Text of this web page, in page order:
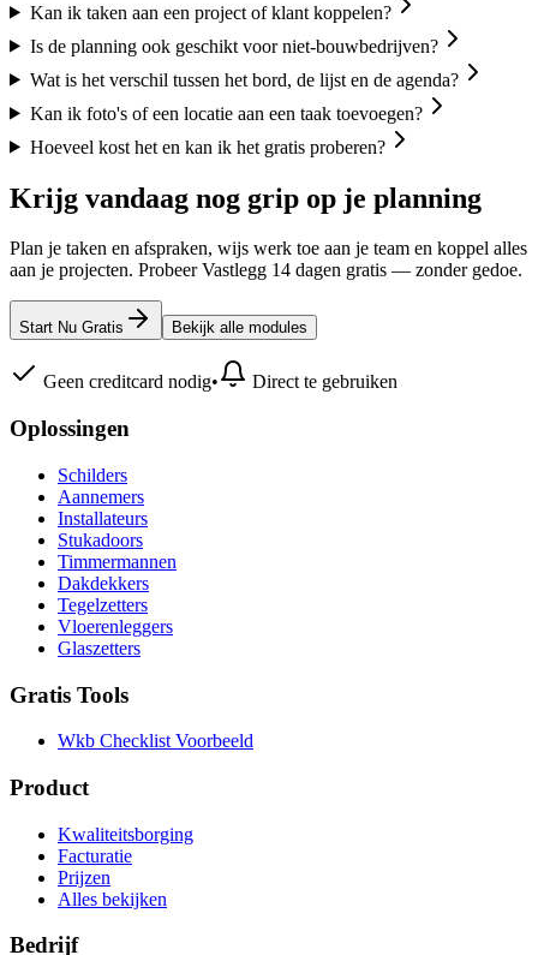
Kan ik taken aan een project of klant koppelen?
Is de planning ook geschikt voor niet-bouwbedrijven?
Wat is het verschil tussen het bord, de lijst en de agenda?
Kan ik foto's of een locatie aan een taak toevoegen?
Hoeveel kost het en kan ik het gratis proberen?
Krijg vandaag nog grip op je planning
Plan je taken en afspraken, wijs werk toe aan je team en koppel alles
aan je projecten. Probeer Vastlegg 14 dagen gratis — zonder gedoe.
Start Nu Gratis Bekijk alle modules
Geen creditcard nodig• Direct te gebruiken
Oplossingen
Schilders
Aannemers
Installateurs
Stukadoors
Timmermannen
Dakdekkers
Tegelzetters
Vloerenleggers
Glaszetters
Gratis Tools
Wkb Checklist Voorbeeld
Product
Kwaliteitsborging
Facturatie
Prijzen
Alles bekijken
Bedrijf